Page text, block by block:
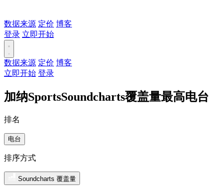
数据来源 定价 博客
登录 立即开始
数据来源 定价 博客
立即开始 登录
加纳SportsSoundcharts覆盖量最高电台
排名
电台
排序方式
Soundcharts 覆盖量